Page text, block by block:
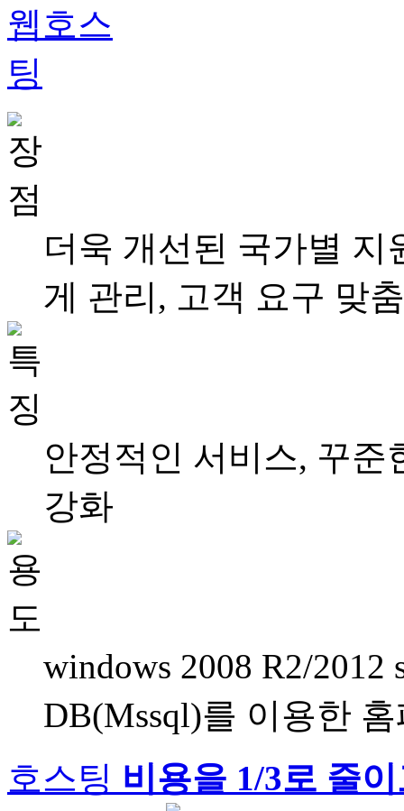
더욱 개선된 국가별 지
게 관리, 고객 요구 맞
안정적인 서비스, 꾸
강화
windows 2008 R2/2012
DB(Mssql)를 이용한
호스팅 비용을 1/3로 줄